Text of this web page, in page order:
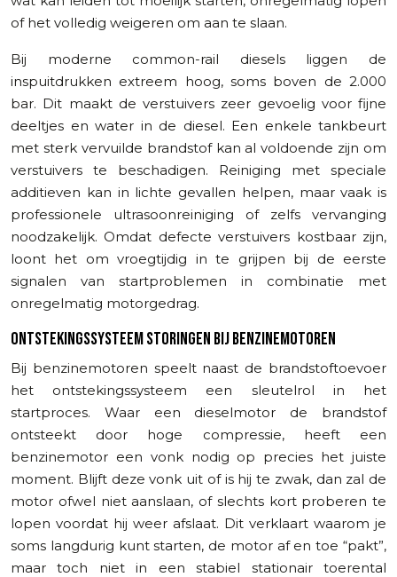
of het volledig weigeren om aan te slaan.
Bij moderne common-rail diesels liggen de
inspuitdrukken extreem hoog, soms boven de 2.000
bar. Dit maakt de verstuivers zeer gevoelig voor fijne
deeltjes en water in de diesel. Een enkele tankbeurt
met sterk vervuilde brandstof kan al voldoende zijn om
verstuivers te beschadigen. Reiniging met speciale
additieven kan in lichte gevallen helpen, maar vaak is
professionele ultrasoonreiniging of zelfs vervanging
noodzakelijk. Omdat defecte verstuivers kostbaar zijn,
loont het om vroegtijdig in te grijpen bij de eerste
signalen van startproblemen in combinatie met
onregelmatig motorgedrag.
ONTSTEKINGSSYSTEEM STORINGEN BIJ BENZINEMOTOREN
Bij benzinemotoren speelt naast de brandstoftoevoer
het ontstekingssysteem een sleutelrol in het
startproces. Waar een dieselmotor de brandstof
ontsteekt door hoge compressie, heeft een
benzinemotor een vonk nodig op precies het juiste
moment. Blijft deze vonk uit of is hij te zwak, dan zal de
motor ofwel niet aanslaan, of slechts kort proberen te
lopen voordat hij weer afslaat. Dit verklaart waarom je
soms langdurig kunt starten, de motor af en toe “pakt”,
maar toch niet in een stabiel stationair toerental